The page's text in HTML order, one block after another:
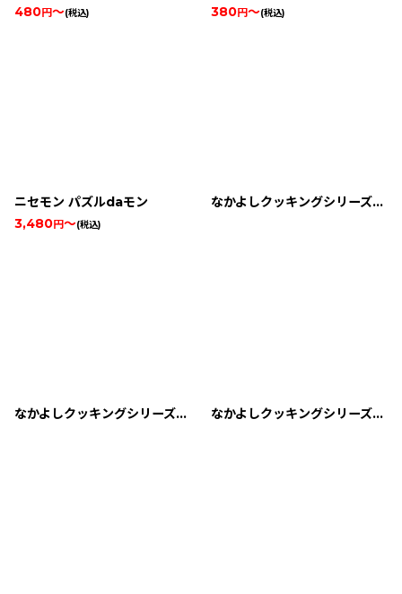
480円～(税込) 380円～(税込)
ニセモン パズルdaモン
3,480円～(税込)
なかよしクッキングシリーズ1 おいしいケーキ屋さん
なかよしクッキングシリーズ2 おいしいパン屋さん なかよしクッキングシリーズ3 たのしいお弁当